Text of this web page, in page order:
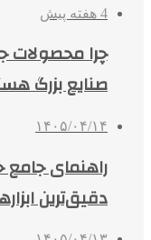
4 هفته پیش
صنایع بزرگ
۱۴۰۵/۰۴/۱۴
راهنمای جامع
دقیق‌ترین